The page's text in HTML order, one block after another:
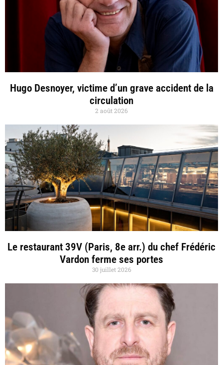
Hugo Desnoyer, victime d’un grave accident de la
circulation
2 août 2026
Le restaurant 39V (Paris, 8e arr.) du chef Frédéric
Vardon ferme ses portes
30 juillet 2026